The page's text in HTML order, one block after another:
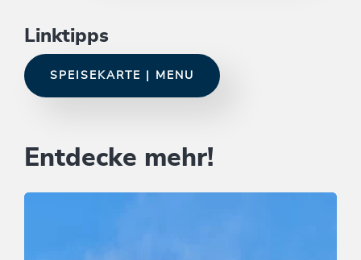
Linktipps
SPEISEKARTE | MENU
Entdecke mehr!